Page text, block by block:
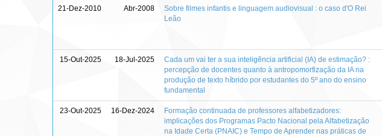
21-Dez-2010 Abr-2008
Sobre filmes infantis e linguagem audiovisual : o caso d'O Rei
Leão
15-Out-2025 18-Jul-2025
Cada um vai ter a sua inteligência artificial (IA) de estimação? :
percepção de docentes quanto à antropomorfização da IA na
produção de texto híbrido por estudantes do 5º ano do ensino
fundamental
23-Out-2025 16-Dez-2024
Formação continuada de professores alfabetizadores:
implicações dos Programas Pacto Nacional pela Alfabetização
na Idade Certa (PNAIC) e Tempo de Aprender nas práticas de